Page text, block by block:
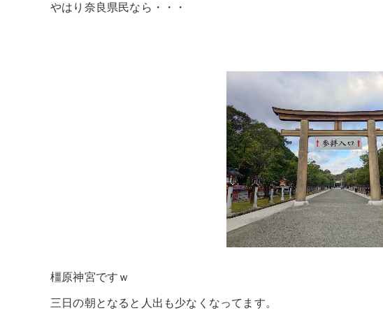
やはり奈良県民なら・・・
橿原神宮ですｗ
三日の朝となると人出も少なくなってます。